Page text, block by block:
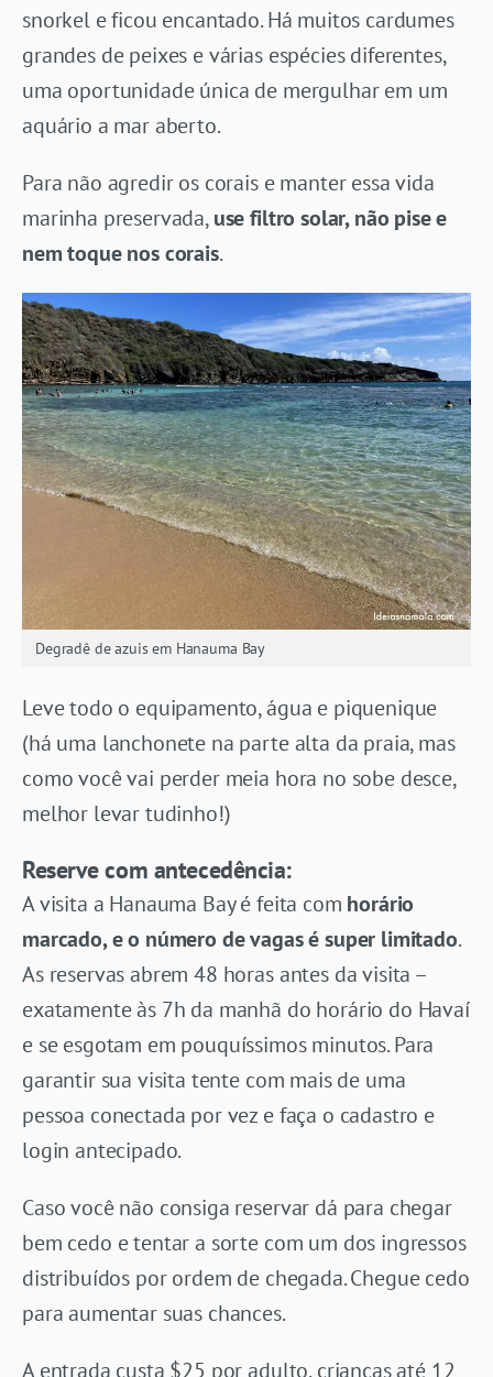
snorkel e ficou encantado. Há muitos cardumes
grandes de peixes e várias espécies diferentes,
uma oportunidade única de mergulhar em um
aquário a mar aberto.
Para não agredir os corais e manter essa vida
marinha preservada,use filtro solar, não pise e
nem toque nos corais.
Degradê de azuis em Hanauma Bay
Leve todo o equipamento, água e piquenique
(há uma lanchonete na parte alta da praia, mas
como você vai perder meia hora no sobe desce,
melhor levar tudinho!)
Reserve com antecedência:
A visita a Hanauma Bay é feita com horário
marcado, e o número de vagas é super limitado.
As reservas abrem 48 horas antes da visita –
exatamente às 7h da manhã do horário do Havaí
e se esgotam em pouquíssimos minutos. Para
garantir sua visita tente com mais de uma
pessoa conectada por vez e faça o cadastro e
login antecipado.
Caso você não consiga reservar dá para chegar
bem cedo e tentar a sorte com um dos ingressos
distribuídos por ordem de chegada. Chegue cedo
para aumentar suas chances.
A entrada custa $25 por adulto, crianças até 12